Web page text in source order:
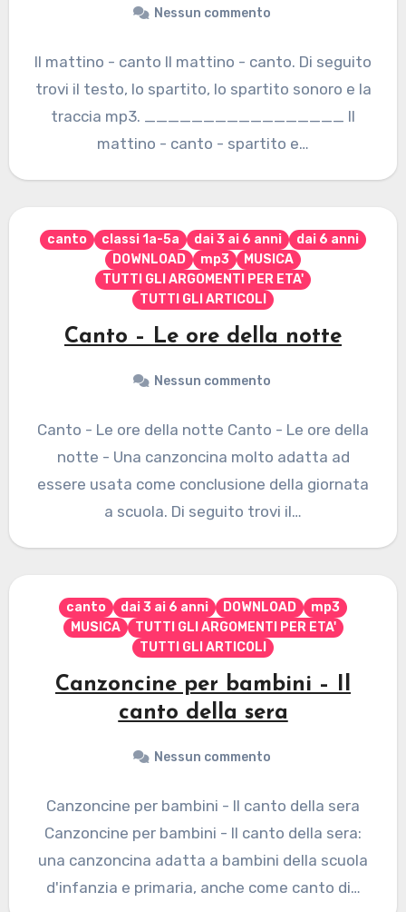
Nessun commento
Il mattino - canto Il mattino - canto. Di seguito
trovi il testo, lo spartito, lo spartito sonoro e la
traccia mp3. _________________ Il
mattino - canto - spartito e…
canto classi 1a-5a dai 3 ai 6 anni
dai 6 anni
DOWNLOAD
mp3
MUSICA
TUTTI GLI ARGOMENTI PER ETA'
TUTTI GLI ARTICOLI
Canto – Le ore della notte
Nessun commento
Canto - Le ore della notte Canto - Le ore della
notte - Una canzoncina molto adatta ad
essere usata come conclusione della giornata
a scuola. Di seguito trovi il…
canto dai 3 ai 6 anni DOWNLOAD
mp3
MUSICA
TUTTI GLI ARGOMENTI PER ETA'
TUTTI GLI ARTICOLI
Canzoncine per bambini – Il
canto della sera
Nessun commento
Canzoncine per bambini - Il canto della sera
Canzoncine per bambini - Il canto della sera:
una canzoncina adatta a bambini della scuola
d'infanzia e primaria, anche come canto di…